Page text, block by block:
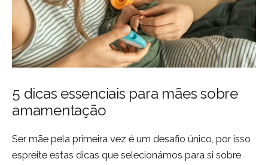
5 dicas essenciais para mães sobre
amamentação
Ser mãe pela primeira vez é um desafio único, por isso
espreite estas dicas que selecionámos para si sobre